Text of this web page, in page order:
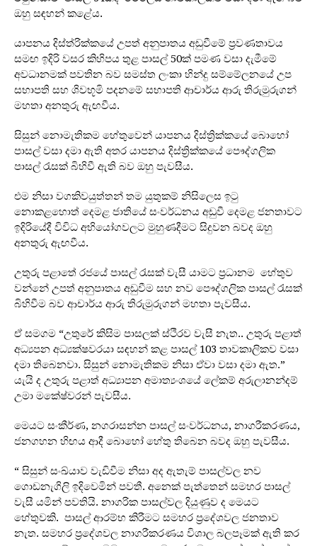
ඔහු සඳහන් කළේය.
යාපනය දිස්ත්රික්කයේ උපත් අනුපාතය අඩුවීමේ ප්‍රවණතාවය
සමඟ ඉදිරි වසර කිහිපය තුළ පාසල් 50ක් පමණ වසා දැමීමේ
අවධානමක් පවතින බව සමස්ත ලංකා හින්දු සම්මේලනයේ උප
සභාපති සහ ශිවභූමි පදනමේ සභාපති ආචාර්ය ආරු තිරුමුරුගන්
මහතා අනතුරු ඇඟවීය.
සිසුන් නොමැතිකම හේතුවෙන් යාපනය දිස්ත්‍රික්කයේ බොහෝ
පාසල් වසා දමා ඇති අතර යාපනය දිස්ත්‍රික්කයේ පෞද්ගලික
පාසල් රැසක් බිහිවී ඇති බව ඔහු පැවසීය.
එම නිසා වගකිවයුත්තන් තම යුතුකම් නිසිලෙස ඉටු
නොකළහොත් දෙමළ ජාතියේ සංවර්ධනය අඩුවී දෙමළ ජනතාවට
ඉදිරියේදී විවිධ අභියෝගවලට මුහුණදීමට සිදුවන බවද ඔහු
අනතුරු ඇඟවීය.
උතුරු පළාතේ රජයේ පාසල් රැසක් වැසී යාමට ප්‍රධානම හේතුව
වන්නේ උපත් අනුපාතය අඩුවීම සහ නව පෞද්ගලික පාසල් රැසක්
බිහිවීම බව ආචාර්ය ආරු තිරුමුරුගන් මහතා පැවසීය.
ඒ සමගම “උතුරේ කිසිම පාසලක් ස්ථිරව වැසී නැත.. උතුරු පළාත්
අධ්‍යපන අධ්‍යක්ෂවරයා සඳහන් කළ පාසල් 103 තාවකාලිකව වසා
දමා තිබෙනවා. සිසුන් නොමැතිකම නිසා ඒවා වසා දමා ඇත.”
යැයි ද උතුරු පළාත් අධ්‍යාපන අමාත්‍යංශයේ ලේකම් අරුලානන්දම්
උමා මකේෂ්වරන් පැවසීය.
මෙයට සංකීර්ණ, නගරාසන්න පාසල් සංවර්ධනය, නාගරීකරණය,
ජනගහන හිඟය ආදී බොහෝ හේතු තිබෙන බවද ඔහු පැවසීය.
“ සිසුන් සංඛ්යාව වැඩිවීම නිසා අද ඇතැම් පාසල්වල නව
ගොඩනැගිලි ඉදිවෙමින් පවතී. අනෙක් පැත්තෙන් සමහර පාසල්
වැසී යමින් පවතියි. නාගරික පාසල්වල දියුණුව ද මෙයට
හේතුවකි. පාසල් ආරම්භ කිරීමට සමහර ප්‍රදේශවල ජනතාව
නැත. සමහර ප්‍රදේශවල නාගරීකරණය විශාල බලපෑමක් ඇති කර